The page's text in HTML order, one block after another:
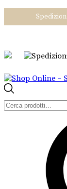
Cerca: